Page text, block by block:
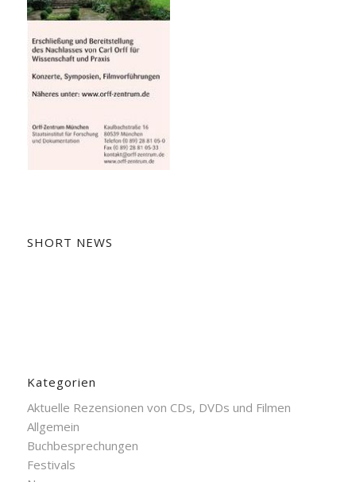
SHORT NEWS
Kategorien
Aktuelle Rezensionen von CDs, DVDs und Filmen
Allgemein
Buchbesprechungen
Festivals